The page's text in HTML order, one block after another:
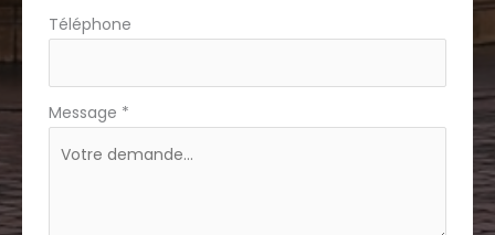
Téléphone
Message *